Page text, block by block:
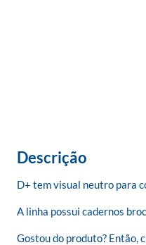
Descrição
D+ tem visual neutro para
A linha possui cadernos
Gostou do produto? Então,